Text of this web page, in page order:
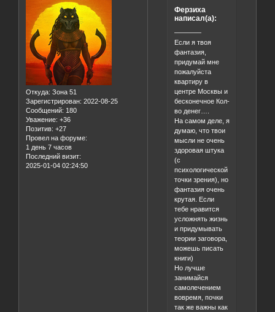
Откуда: Зона 51
Зарегистрирован: 2022-08-25
Сообщений: 180
Уважение: +36
Позитив: +27
Провел на форуме:
1 день 7 часов
Последний визит:
2025-01-04 02:24:50
Ферзиха
написал(а):
————
Если я твоя
фантазия,
придумай мне
пожалуйста
квартиру в
центре Москвы и
бесконечное Кол-
во денег….
На самом деле, я
думаю, что твои
мысли не очень
здоровая штука
(с
психологической
точки зрения), но
фантазия очень
крутая. Если
тебе нравится
усложнять жизнь
и придумывать
теории заговора,
можешь писать
книги)
Но лучше
занимайся
самолечением
вовремя, почки
так же важны как